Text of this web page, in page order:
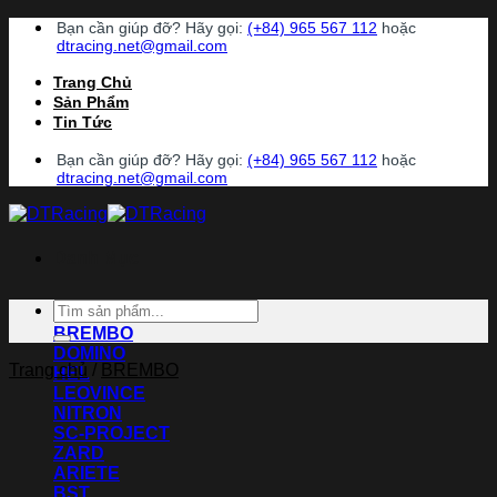
Chuyển
dung
Bạn cần giúp đỡ? Hãy gọi: (+84) 965 567 112 hoặc
dtracing.net@gmail.com
Trang Chủ
Sản Phẩm
Tin Tức
Bạn cần giúp đỡ? Hãy gọi: (+84) 965 567 112 hoặc
dtracing.net@gmail.com
ACCOSSATO
BREMBO
DOMINO
HEL
LEOVINCE
NITRON
SC-PROJECT
ZARD
ARIETE
BST
Tìm
kiếm:
Trang chủ / BREMBO